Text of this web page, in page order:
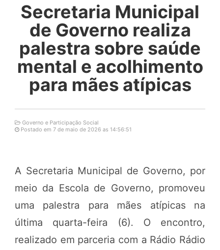
Secretaria Municipal
de Governo realiza
palestra sobre saúde
mental e acolhimento
para mães atípicas
Governo e Participação Social
Postado em 7 de maio de 2026 as 14:56:51
A Secretaria Municipal de Governo, por
meio da Escola de Governo, promoveu
uma palestra para mães atípicas na
última quarta-feira (6). O encontro,
realizado em parceria com a Rádio Rádio